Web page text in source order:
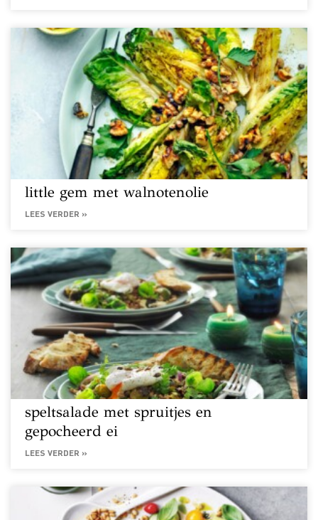
little gem met walnotenolie
LEES VERDER »
speltsalade met spruitjes en
gepocheerd ei
LEES VERDER »